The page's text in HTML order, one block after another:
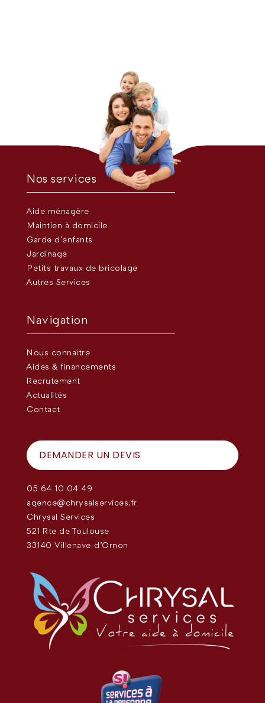
Nos services
Aide ménagère
Maintien à domicile
Garde d’enfants
Jardinage
Petits travaux de bricolage
Autres Services
Navigation
Nous connaître
Aides & financements
Recrutement
Actualités
Contact
DEMANDER UN DEVIS
05 64 10 04 49
agence@chrysalservices.fr
Chrysal Services
521 Rte de Toulouse
33140 Villenave-d'Ornon